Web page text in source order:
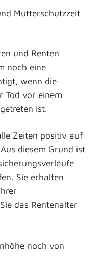
Mutterschutzzeit
und Renten
noch eine
wenn die
Tod vor einem
ist.
Zeiten positiv auf
diesem Grund ist
Sie erhalten
das Rentenalter
noch von